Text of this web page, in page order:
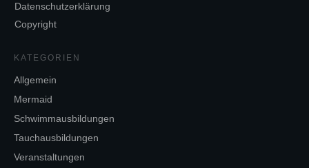
Datenschutzerklärung
Copyright
KATEGORIEN
Allgemein
Mermaid
Schwimmausbildungen
Tauchausbildungen
Veranstaltungen